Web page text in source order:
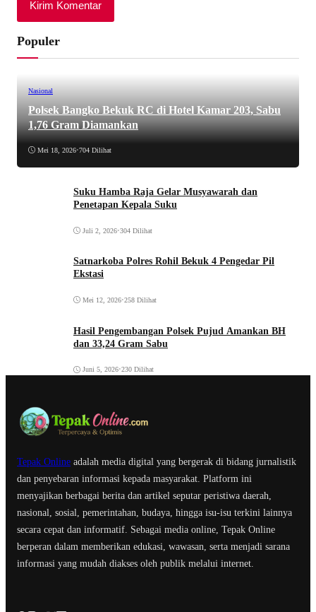
Populer
Nasional
Polsek Bangko Bekuk RC di Hotel Kamar 203, Sabu
1,76 Gram Diamankan
Mei 18, 2026•704 Dilihat
Suku Hamba Raja Gelar Musyawarah dan
Penetapan Kepala Suku
Juli 2, 2026•304 Dilihat
Satnarkoba Polres Rohil Bekuk 4 Pengedar Pil
Ekstasi
Mei 12, 2026•258 Dilihat
Hasil Pengembangan Polsek Pujud Amankan BH
dan 33,24 Gram Sabu
Juni 5, 2026•230 Dilihat
Tepak Online adalah media digital yang bergerak di bidang jurnalistik
dan penyebaran informasi kepada masyarakat. Platform ini
menyajikan berbagai berita dan artikel seputar peristiwa daerah,
nasional, sosial, pemerintahan, budaya, hingga isu-isu terkini lainnya
secara cepat dan informatif. Sebagai media online, Tepak Online
berperan dalam memberikan edukasi, wawasan, serta menjadi sarana
informasi yang mudah diakses oleh publik melalui internet.